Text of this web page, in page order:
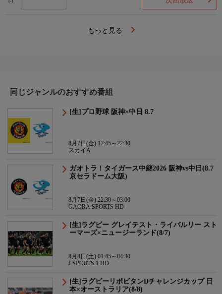
もっと見る
同じジャンルのおすすめ番組
[生]プロ野球 阪神×中日 8.7
8月7日(金) 17:45～22:30
スカイA
ガオトラ！タイガース中継2026 阪神vs中日(8.7
京セラドーム大阪)
8月7日(金) 22:30～03:00
GAORA SPORTS HD
[生]ラグビー グレイテスト・ライバルリー スト
ーマーズ×ニュージーランド(8/7)
8月8日(土) 01:45～04:30
J SPORTS 1 HD
[生]ラグビーリポビタンDチャレンジカップ 日
本×オーストラリア(8/8)